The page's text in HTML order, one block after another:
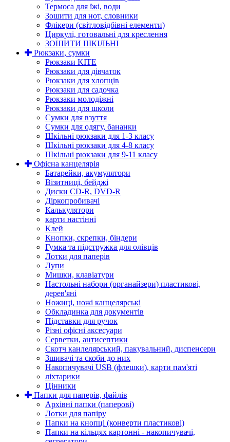
Термоса для їжі, води
Зошити для нот, словники
Флікери (світловідбівні елементи)
Циркулі, готовальні для креслення
ЗОШИТИ ШКІЛЬНІ
Рюкзаки, сумки
Рюкзаки KITE
Рюкзаки для дівчаток
Рюкзаки для хлопців
Рюкзаки для садочка
Рюкзаки молодіжні
Рюкзаки для школи
Сумки для взуття
Сумки для одягу, бананки
Шкільні рюкзаки для 1-3 класу
Шкільні рюкзаки для 4-8 класу
Шкільні рюкзаки для 9-11 класу
Офісна канцелярія
Батарейки, акумулятори
Візитниці, бейджі
Диски CD-R, DVD-R
Діркопробивачі
Калькулятори
карти настінні
Клей
Кнопки, скрепки, біндери
Гумка та підстружка для олівців
Лотки для паперів
Лупи
Мишки, клавіатури
Настольні набори (органайзери) пластикові,
дерев'яні
Ножиці, ножі канцелярські
Обкладинка для документів
Підставки для ручок
Різні офісні аксесуари
Серветки, антисептики
Скотч канлелярський, пакувальний, диспенсери
Зшивачі та скоби до них
Накопичувачі USB (флешки), карти пам'яті
ліхтарики
Цінники
Папки для паперів, файлів
Архівні папки (паперові)
Лотки для папіру
Папки на кнопці (конверти пластикові)
Папки на кільцях картонні - накопичувачі,